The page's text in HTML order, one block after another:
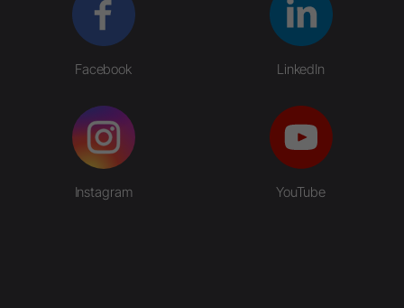
Facebook LinkedIn
Instagram YouTube